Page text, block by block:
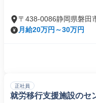
〒438-0086静岡県磐田
月給20万円～30万円
正社員
就労移行支援施設のセ